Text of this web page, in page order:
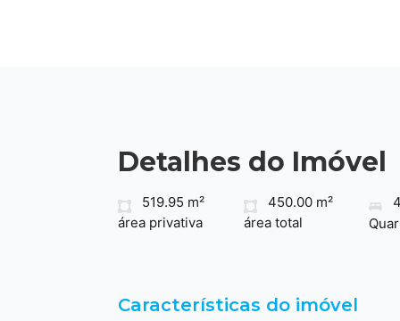
Detalhes do Imóvel
519.95 m²
área privativa
450.00 m²
área total
4
Características do imóvel